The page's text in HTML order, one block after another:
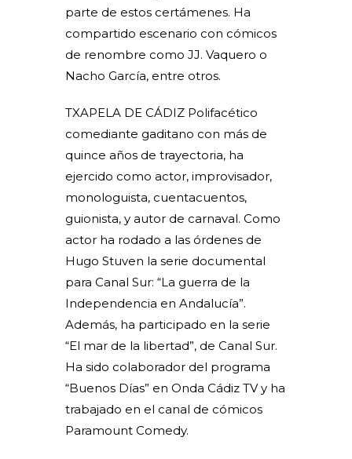
parte de estos certámenes. Ha
compartido escenario con cómicos
de renombre como JJ. Vaquero o
Nacho García, entre otros.
TXAPELA DE CÁDIZ Polifacético
comediante gaditano con más de
quince años de trayectoria, ha
ejercido como actor, improvisador,
monologuista, cuentacuentos,
guionista, y autor de carnaval. Como
actor ha rodado a las órdenes de
Hugo Stuven la serie documental
para Canal Sur: “La guerra de la
Independencia en Andalucía”.
Además, ha participado en la serie
“El mar de la libertad”, de Canal Sur.
Ha sido colaborador del programa
“Buenos Días” en Onda Cádiz TV y ha
trabajado en el canal de cómicos
Paramount Comedy.